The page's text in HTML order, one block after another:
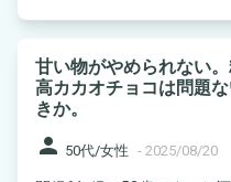
甘い物がやめられない
高カカオチョコは問題
きか。
person 50代/女性 - 2025/08/20